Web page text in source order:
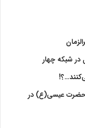
در شبکه چهار
حضرت عیسی(ع) در